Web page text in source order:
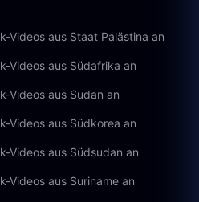
Videos aus Staat Palästina an
Videos aus Südafrika an
Videos aus Sudan an
Videos aus Südkorea an
Videos aus Südsudan an
Videos aus Suriname an